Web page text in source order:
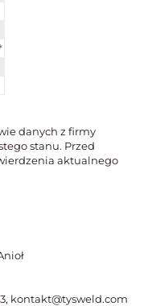
danych z firmy
stanu. Przed
aktualnego
kontakt@tysweld.com